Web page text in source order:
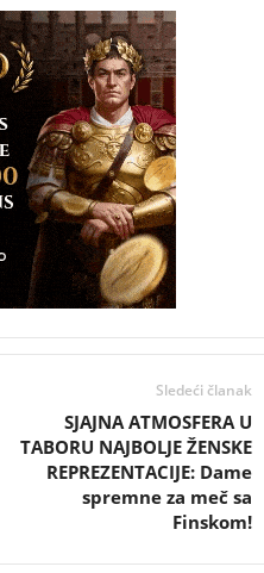
Sledeći članak
SJAJNA ATMOSFERA U
TABORU NAJBOLJE ŽENSKE
REPREZENTACIJE: Dame
spremne za meč sa
Finskom!